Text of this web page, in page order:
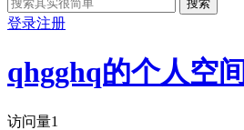
搜索
登录注册
qhgghq的个人空间
访问量1